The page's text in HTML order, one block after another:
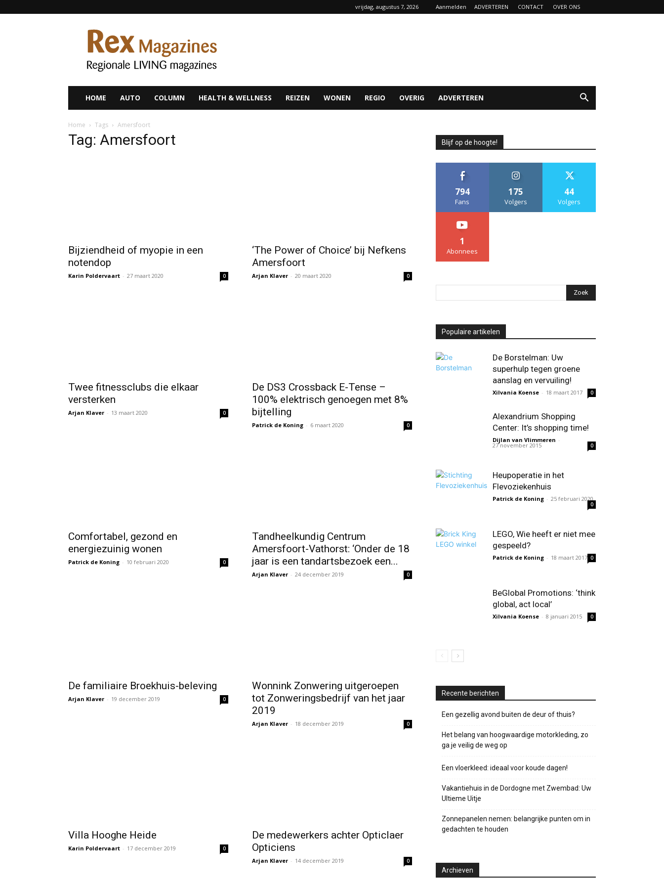
vrijdag, augustus 7, 2026 Aanmelden ADVERTEREN CONTACT OVER ONS
Rex
Magazines
HOME AUTO COLUMN HEALTH & WELLNESS REIZEN WONEN REGIO OVERIG ADVERTEREN
Home Tags Amersfoort
Tag: Amersfoort
Bijziendheid of myopie in een
notendop
Karin Poldervaart - 27 maart 2020 0
‘The Power of Choice’ bij Nefkens
Amersfoort
Arjan Klaver - 20 maart 2020 0
Twee fitnessclubs die elkaar
versterken
Arjan Klaver - 13 maart 2020 0
De DS3 Crossback E-Tense –
100% elektrisch genoegen met 8%
bijtelling
Patrick de Koning - 6 maart 2020 0
Comfortabel, gezond en
energiezuinig wonen
Patrick de Koning - 10 februari 2020 0
Tandheelkundig Centrum
Amersfoort-Vathorst: ‘Onder de 18
jaar is een tandartsbezoek een...
Arjan Klaver - 24 december 2019 0
De familiaire Broekhuis-beleving
Arjan Klaver - 19 december 2019 0
Wonnink Zonwering uitgeroepen
tot Zonweringsbedrijf van het jaar
2019
Arjan Klaver - 18 december 2019 0
Villa Hooghe Heide
Karin Poldervaart - 17 december 2019 0
De medewerkers achter Opticlaer
Opticiens
Arjan Klaver - 14 december 2019 0
Blijf op de hoogte!
794
Fans
175
Volgers
44
Volgers
1
Abonnees
Populaire artikelen
De Borstelman: Uw
superhulp tegen groene
aanslag en vervuiling!
Xilvania Koense - 18 maart 2017 0
Alexandrium Shopping
Center: It’s shopping time!
Dijlan van Vlimmeren -
27 november 2015 0
Heupoperatie in het
Flevoziekenhuis
Patrick de Koning - 25 februari 2020
0
LEGO, Wie heeft er niet mee
gespeeld?
Patrick de Koning - 18 maart 2017 0
BeGlobal Promotions: ‘think
global, act local’
Xilvania Koense - 8 januari 2015 0
Recente berichten
Een gezellig avond buiten de deur of thuis?
Het belang van hoogwaardige motorkleding, zo
ga je veilig de weg op
Een vloerkleed: ideaal voor koude dagen!
Vakantiehuis in de Dordogne met Zwembad: Uw
Ultieme Uitje
Zonnepanelen nemen: belangrijke punten om in
gedachten te houden
Archieven